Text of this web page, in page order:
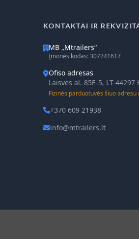
KONTAKTAI IR
MB „Mtrailers“
Įmonės kodas: 307741617
Ofiso adresas
Laisvės al. 85E-5, LT-44297
Fizinės parduotuvės šiuo adresu
+370 609 21938
info@mtrailers.lt